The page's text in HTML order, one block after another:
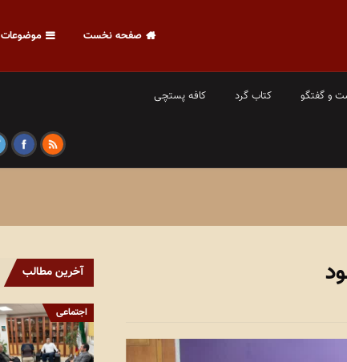
صفحه نخست موضوعات
و گفتگو کتاب گرد کافه پستچی
آخرین مطالب
اجتماعی